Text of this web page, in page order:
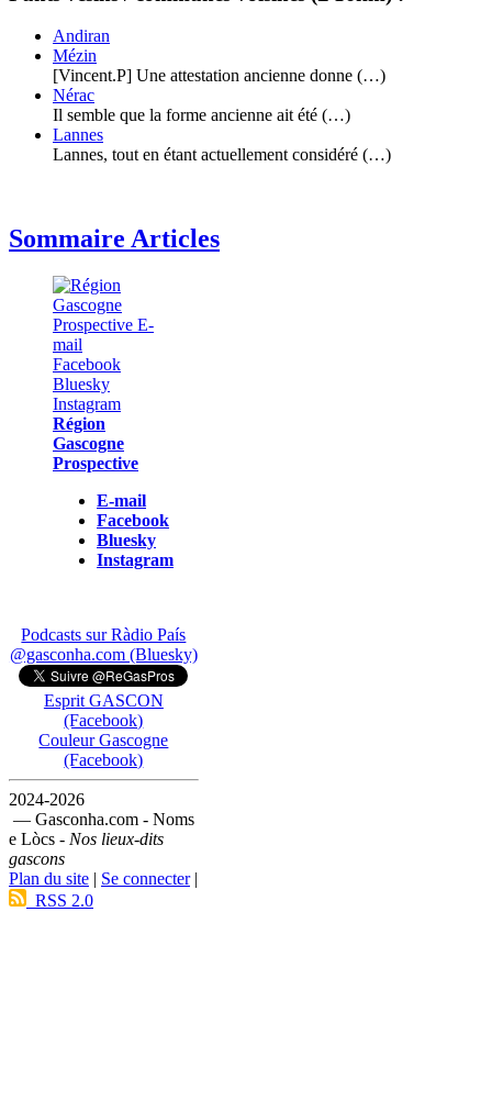
Andiran
Mézin
[Vincent.P] Une attestation ancienne donne (…)
Nérac
Il semble que la forme ancienne ait été (…)
Lannes
Lannes, tout en étant actuellement considéré (…)
Sommaire Articles
Région
Gascogne
Prospective
E-mail
Facebook
Bluesky
Instagram
Podcasts sur Ràdio País
@gasconha.com (Bluesky)
Esprit GASCON
(Facebook)
Couleur Gascogne
(Facebook)
2024-2026
— Gasconha.com - Noms
e Lòcs - Nos lieux-dits
gascons
Plan du site | Se connecter|
RSS 2.0